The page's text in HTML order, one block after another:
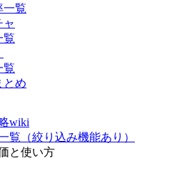
一覧
ャ
覧
覧
とめ
wiki
覧（絞り込み機能あり）
と使い方